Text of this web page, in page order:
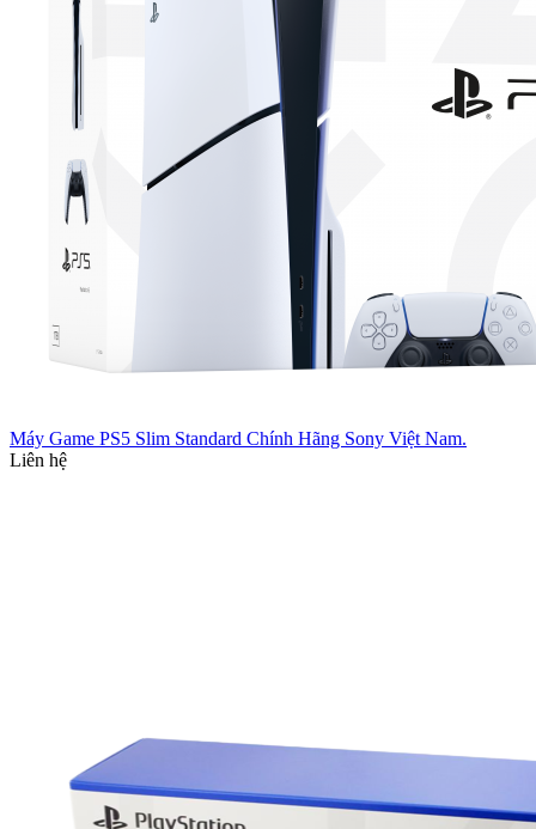
Máy Game PS5 Slim Standard Chính Hãng Sony Việt Nam.
Liên hệ